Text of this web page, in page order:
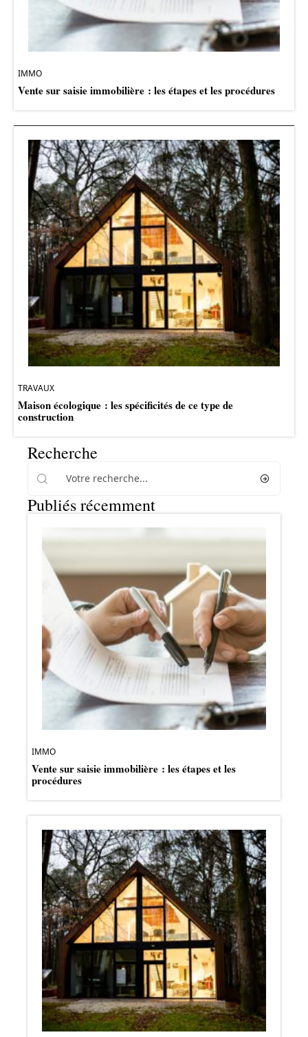
IMMO
Vente sur saisie immobilière : les étapes et les procédures
TRAVAUX
Maison écologique : les spécificités de ce type de
construction
Recherche
Publiés récemment
IMMO
Vente sur saisie immobilière : les étapes et les
procédures